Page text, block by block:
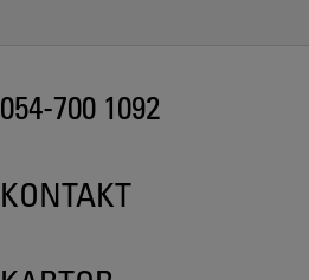
054-700 1092
KONTAKT